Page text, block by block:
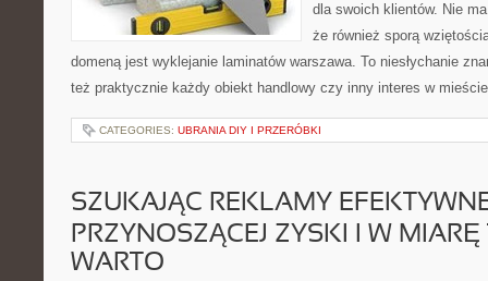
dla swoich klientów. Nie
że również sporą
domeną jest wyklejanie laminatów warszawa. To niesłychanie
też praktycznie każdy obiekt handlowy czy inny interes w
CATEGORIES: UBRANIA DIY I PRZERÓBKI
SZUKAJĄC REKLAMY
PRZYNOSZĄCEJ ZYSKI I W MIARĘ
WARTO